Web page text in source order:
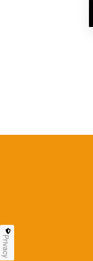
Privacy